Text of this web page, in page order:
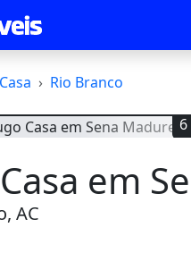
Casa Rio Branco
em
AC